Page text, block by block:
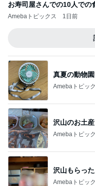
お寿司屋さんでの10人での
Amebaトピックス 1日前
真夏の動物
Amebaトピッ
沢山のお土
Amebaトピッ
沢山もらっ
Amebaトピッ